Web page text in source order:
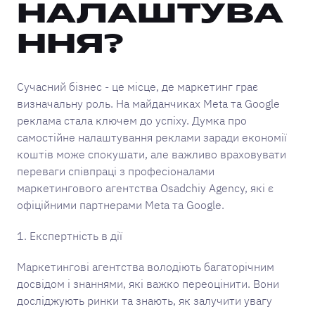
НАЛАШТУВА
ННЯ?
Сучасний бізнес - це місце, де маркетинг грає
визначальну роль. На майданчиках Meta та Google
реклама стала ключем до успіху. Думка про
самостійне налаштування реклами заради економії
коштів може спокушати, але важливо враховувати
переваги співпраці з професіоналами
маркетингового агентства Osadchiy Agency, які є
офіційними партнерами Meta та Google.
1. Експертність в дії
Маркетингові агентства володіють багаторічним
досвідом і знаннями, які важко переоцінити. Вони
досліджують ринки та знають, як залучити увагу